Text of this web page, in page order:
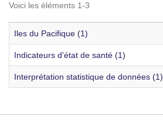
Voici les éléments 1-3
Iles du Pacifique (1)
Indicateurs d'état de santé (1)
Interprétation statistique de données (1)